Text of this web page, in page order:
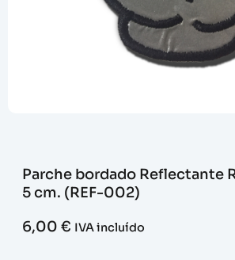
Parche bordado Reflectante
5 cm. (REF-002)
6,00 € IVA incluído